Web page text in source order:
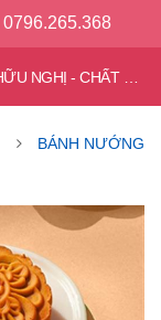
0796.265.368
BÁNH NƯỚNG